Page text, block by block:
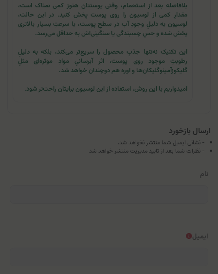
بلافاصله بعد از استحمام، وقتی پوستتان هنوز کمی نمناک است،
مقدارِ کمی از لوسیون را روی پوست پخش کنید. در این حالت،
لوسیون به دلیلِ وجودِ آب در سطحِ پوست، با سرعتِ بسیار بالاتری
پخش شده و حسِ چسبندگی یا سنگینی‌اش به حداقل می‌رسد.
این تکنیک نه‌تنها جذبِ محصول را سریع‌تر می‌کند، بلکه به دلیلِ
رطوبتِ موجود روی پوست، اثرِ آبرسانیِ موادِ موثره‌ای مثلِ
گلیکوزآمینوگلیکان‌ها و اوره هم دوچندان خواهد شد.
امیدواریم با این روش، استفاده از این لوسیون برایتان راحت‌تر شود.
ارسال بازخورد
- نشانی ایمیل شما منتشر نخواهد شد.
- نظرات شما بعد از تایید مدیریت منتشر خواهد شد
نام
ایمیل